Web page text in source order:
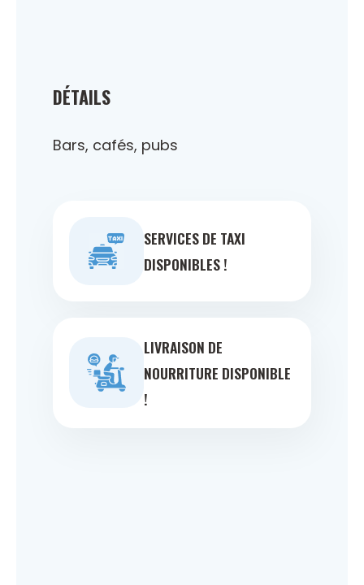
DÉTAILS
Bars, cafés, pubs
SERVICES DE TAXI
DISPONIBLES !
LIVRAISON DE
NOURRITURE DISPONIBLE
!